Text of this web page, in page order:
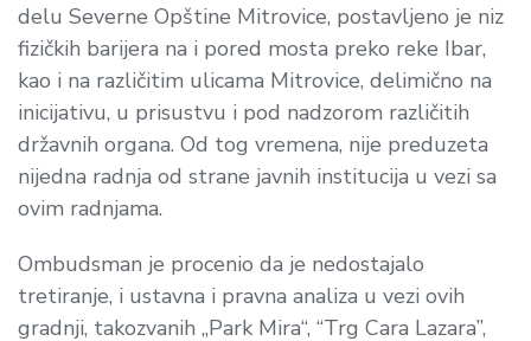
delu Severne Opštine Mitrovice, postavljeno je niz
fizičkih barijera na i pored mosta preko reke Ibar,
kao i na različitim ulicama Mitrovice, delimično na
inicijativu, u prisustvu i pod nadzorom različitih
državnih organa. Od tog vremena, nije preduzeta
nijedna radnja od strane javnih institucija u vezi sa
ovim radnjama.
Ombudsman je procenio da je nedostajalo
tretiranje, i ustavna i pravna analiza u vezi ovih
gradnji, takozvanih „Park Mira“, “Trg Cara Lazara”,